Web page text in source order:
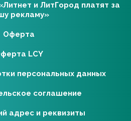
и ЛитГород платят за
рекламу»
Оферта
LCY
персональных данных
соглашение
адрес и реквизиты